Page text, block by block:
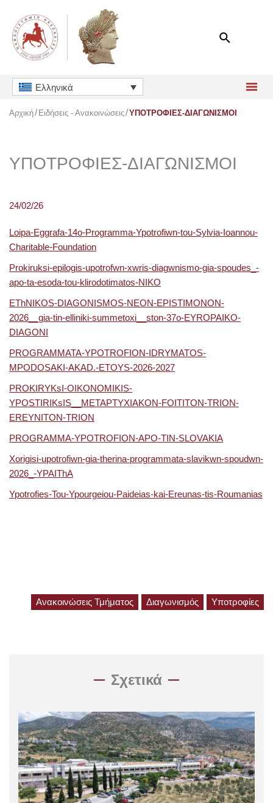
περιεχόμενο
Ελληνικά
Αρχική Ειδήσεις - Ανακοινώσεις ΥΠΟΤΡΟΦΙΕΣ-ΔΙΑΓΩΝΙΣΜΟΙ
ΥΠΟΤΡΟΦΙΕΣ-ΔΙΑΓΩΝΙΣΜΟΙ
24/02/26
Loipa-Eggrafa-14o-Programma-Ypotrofiwn-tou-Sylvia-Ioannou-
Charitable-Foundation
Prokiruksi-epilogis-upotrofwn-xwris-diagwnismo-gia-spoudes_-
apo-ta-esoda-tou-klirodotimatos-NIKO
EThNIKOS-DIAGONISMOS-NEON-EPISTIMONON-
2026__gia-tin-elliniki-summetoxi__ston-37o-EYROPAIKO-
DIAGONI
PROGRAMMATA-YPOTROFION-IDRYMATOS-
MPODOSAKI-AKAD.-ETOYS-2026-2027
PROKIRYKsI-OIKONOMIKIS-
YPOSTIRIKsIS__METAPTYXIAKON-FOITITON-TRION-
EREYNITON-TRION
PROGRAMMA-YPOTROFION-APO-TIN-SLOVAKIA
Xorigisi-upotrofiwn-gia-therina-programmata-slavikwn-spoudwn-
2026_-YPAIThA
Ypotrofies-Tou-Ypourgeiou-Paideias-kai-Ereunas-tis-Roumanias
Ανακοινώσεις Τμήματος Διαγωνισμός Υποτροφίες
Σχετικά